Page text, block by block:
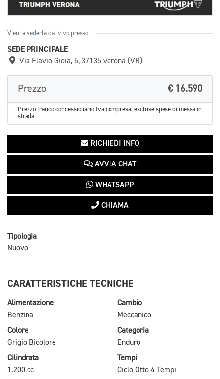
Vieni a vederla dal vivo presso
SEDE PRINCIPALE
Via Flavio Gioia, 5, 37135 verona (VR)
Prezzo € 16.590
Prezzo franco concessionario Iva compresa, escluse spese di messa in
strada.
RICHIEDI INFO
AVVIA CHAT
WHATSAPP
CHIAMA
Tipologia
Nuovo
CARATTERISTICHE TECNICHE
Alimentazione
Benzina
Cambio
Meccanico
Colore
Grigio Bicolore
Categoria
Enduro
Cilindrata
1.200 cc
Tempi
Ciclo Otto 4 Tempi